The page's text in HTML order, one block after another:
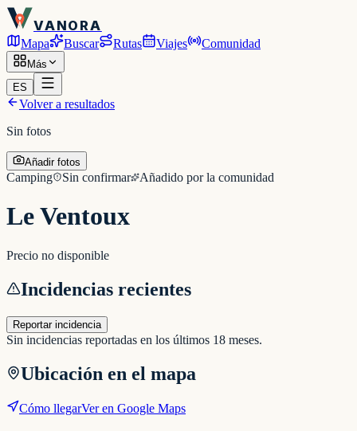
VANORA
Mapa Buscar Rutas Viajes Comunidad
Más
ES
Volver a resultados
Sin fotos
Añadir fotos
Camping Sin confirmar Añadido por la comunidad
Le Ventoux
Precio no disponible
Incidencias recientes
Reportar incidencia
Sin incidencias reportadas en los últimos 18 meses.
Ubicación en el mapa
Cómo llegarVer en Google Maps